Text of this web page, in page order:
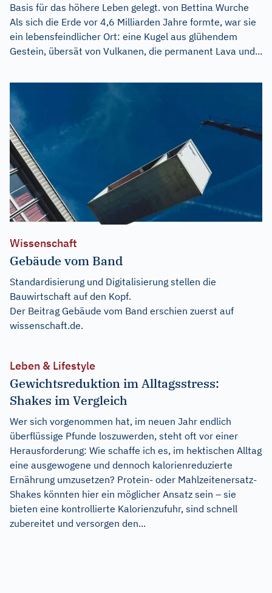
Basis für das höhere Leben gelegt. von Bettina Wurche
Als sich die Erde vor 4,6 Milliarden Jahre formte, war sie
ein lebensfeindlicher Ort: eine Kugel aus glühendem
Gestein, übersät von Vulkanen, die permanent Lava und...
Wissenschaft
Gebäude vom Band
Standardisierung und Digitalisierung stellen die
Bauwirtschaft auf den Kopf.
Der Beitrag Gebäude vom Band erschien zuerst auf
wissenschaft.de.
Leben & Lifestyle
Gewichtsreduktion im Alltagsstress:
Shakes im Vergleich
Wer sich vorgenommen hat, im neuen Jahr endlich
überflüssige Pfunde loszuwerden, steht oft vor einer
Herausforderung: Wie schaffe ich es, im hektischen Alltag
eine ausgewogene und dennoch kalorienreduzierte
Ernährung umzusetzen? Protein- oder Mahlzeitenersatz-
Shakes könnten hier ein möglicher Ansatz sein – sie
bieten eine kontrollierte Kalorienzufuhr, sind schnell
zubereitet und versorgen den...